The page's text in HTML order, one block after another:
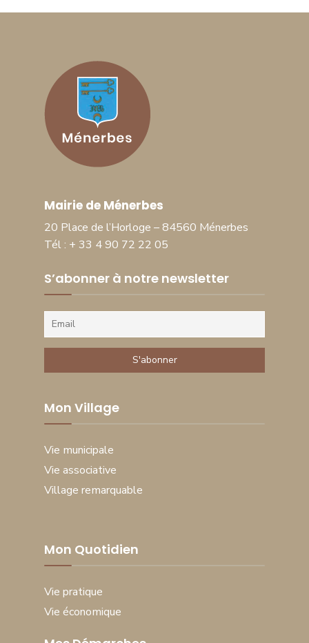
Mairie de Ménerbes
20 Place de l’Horloge – 84560 Ménerbes
Tél : + 33 4 90 72 22 05
S’abonner à notre newsletter
Mon Village
Vie municipale
Vie associative
Village remarquable
Mon Quotidien
Vie pratique
Vie économique